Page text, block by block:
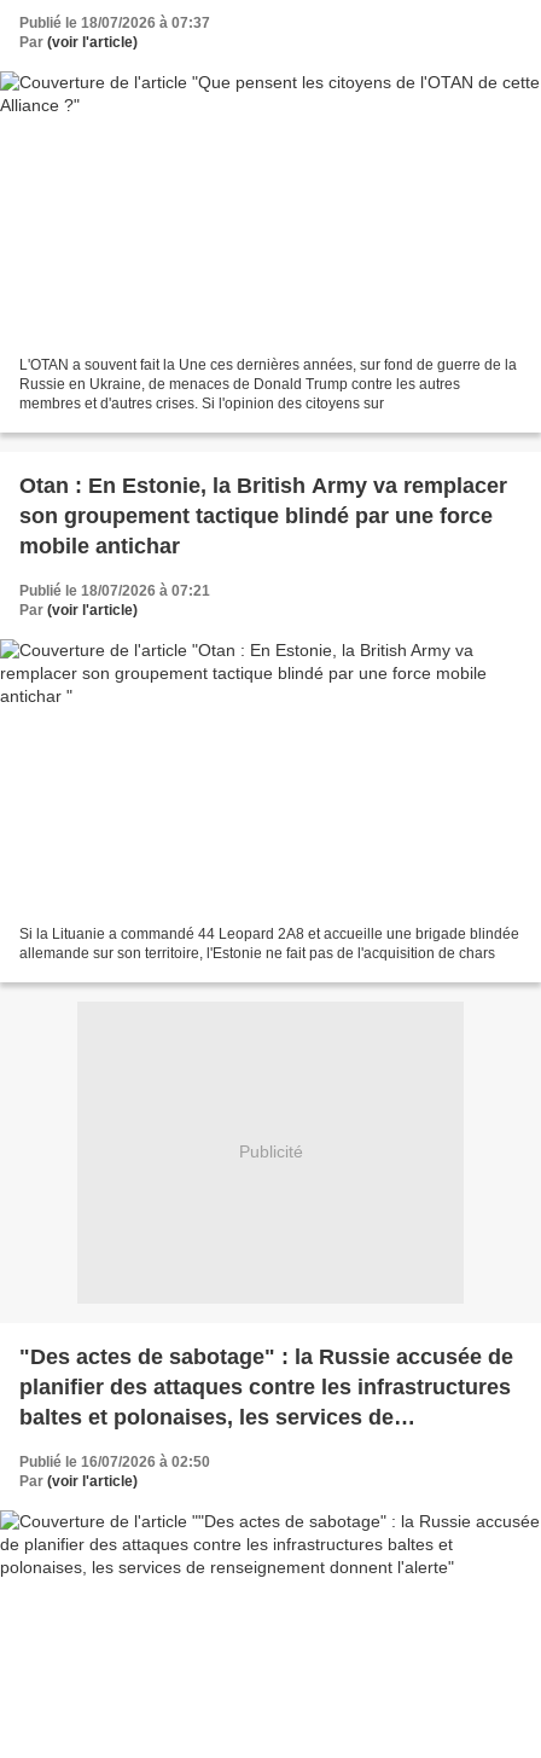
Publié le 18/07/2026 à 07:37
Par (voir l'article)
L'OTAN a souvent fait la Une ces dernières années, sur fond de guerre de la
Russie en Ukraine, de menaces de Donald Trump contre les autres
membres et d'autres crises. Si l'opinion des citoyens sur
Otan : En Estonie, la British Army va remplacer
son groupement tactique blindé par une force
mobile antichar
Publié le 18/07/2026 à 07:21
Par (voir l'article)
Si la Lituanie a commandé 44 Leopard 2A8 et accueille une brigade blindée
allemande sur son territoire, l'Estonie ne fait pas de l'acquisition de chars
Publicité
"Des actes de sabotage" : la Russie accusée de
planifier des attaques contre les infrastructures
baltes et polonaises, les services de
Publié le 16/07/2026 à 02:50
Par (voir l'article)